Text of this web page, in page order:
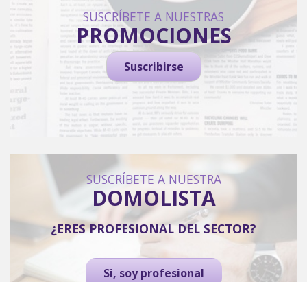
SUSCRÍBETE A NUESTRAS
PROMOCIONES
Suscribirse
SUSCRÍBETE A NUESTRA
DOMOLISTA
¿ERES PROFESIONAL DEL SECTOR?
Si, soy profesional